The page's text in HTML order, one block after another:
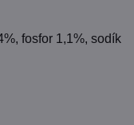
fosfor 1,1%, sodík